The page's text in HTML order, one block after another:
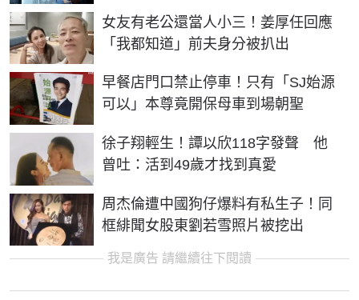
女友有老公還當人小三！姜厚任回應
「我都知道」前夫身分被扒出
早餐店門口禁止停車！只有「SJ始源
可以」本尊竟開保母車到場朝聖
徐子翔輕生！譚以欣118字發聲 他
曾吐：活到49歲才找到真愛
周杰倫遭中國狗仔爆料有私生子！同
框緋聞女股東劉若雪照片被挖出
我是廣告 請繼續往下閱讀